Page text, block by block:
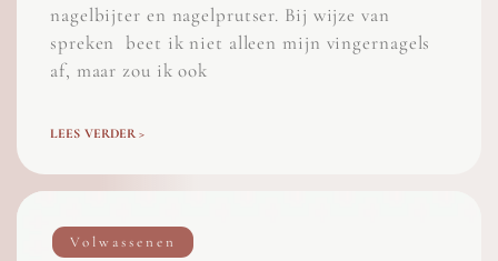
nagelbijter en nagelprutser. Bij wijze van
spreken beet ik niet alleen mijn vingernagels
af, maar zou ik ook
LEES VERDER >
Volwassenen